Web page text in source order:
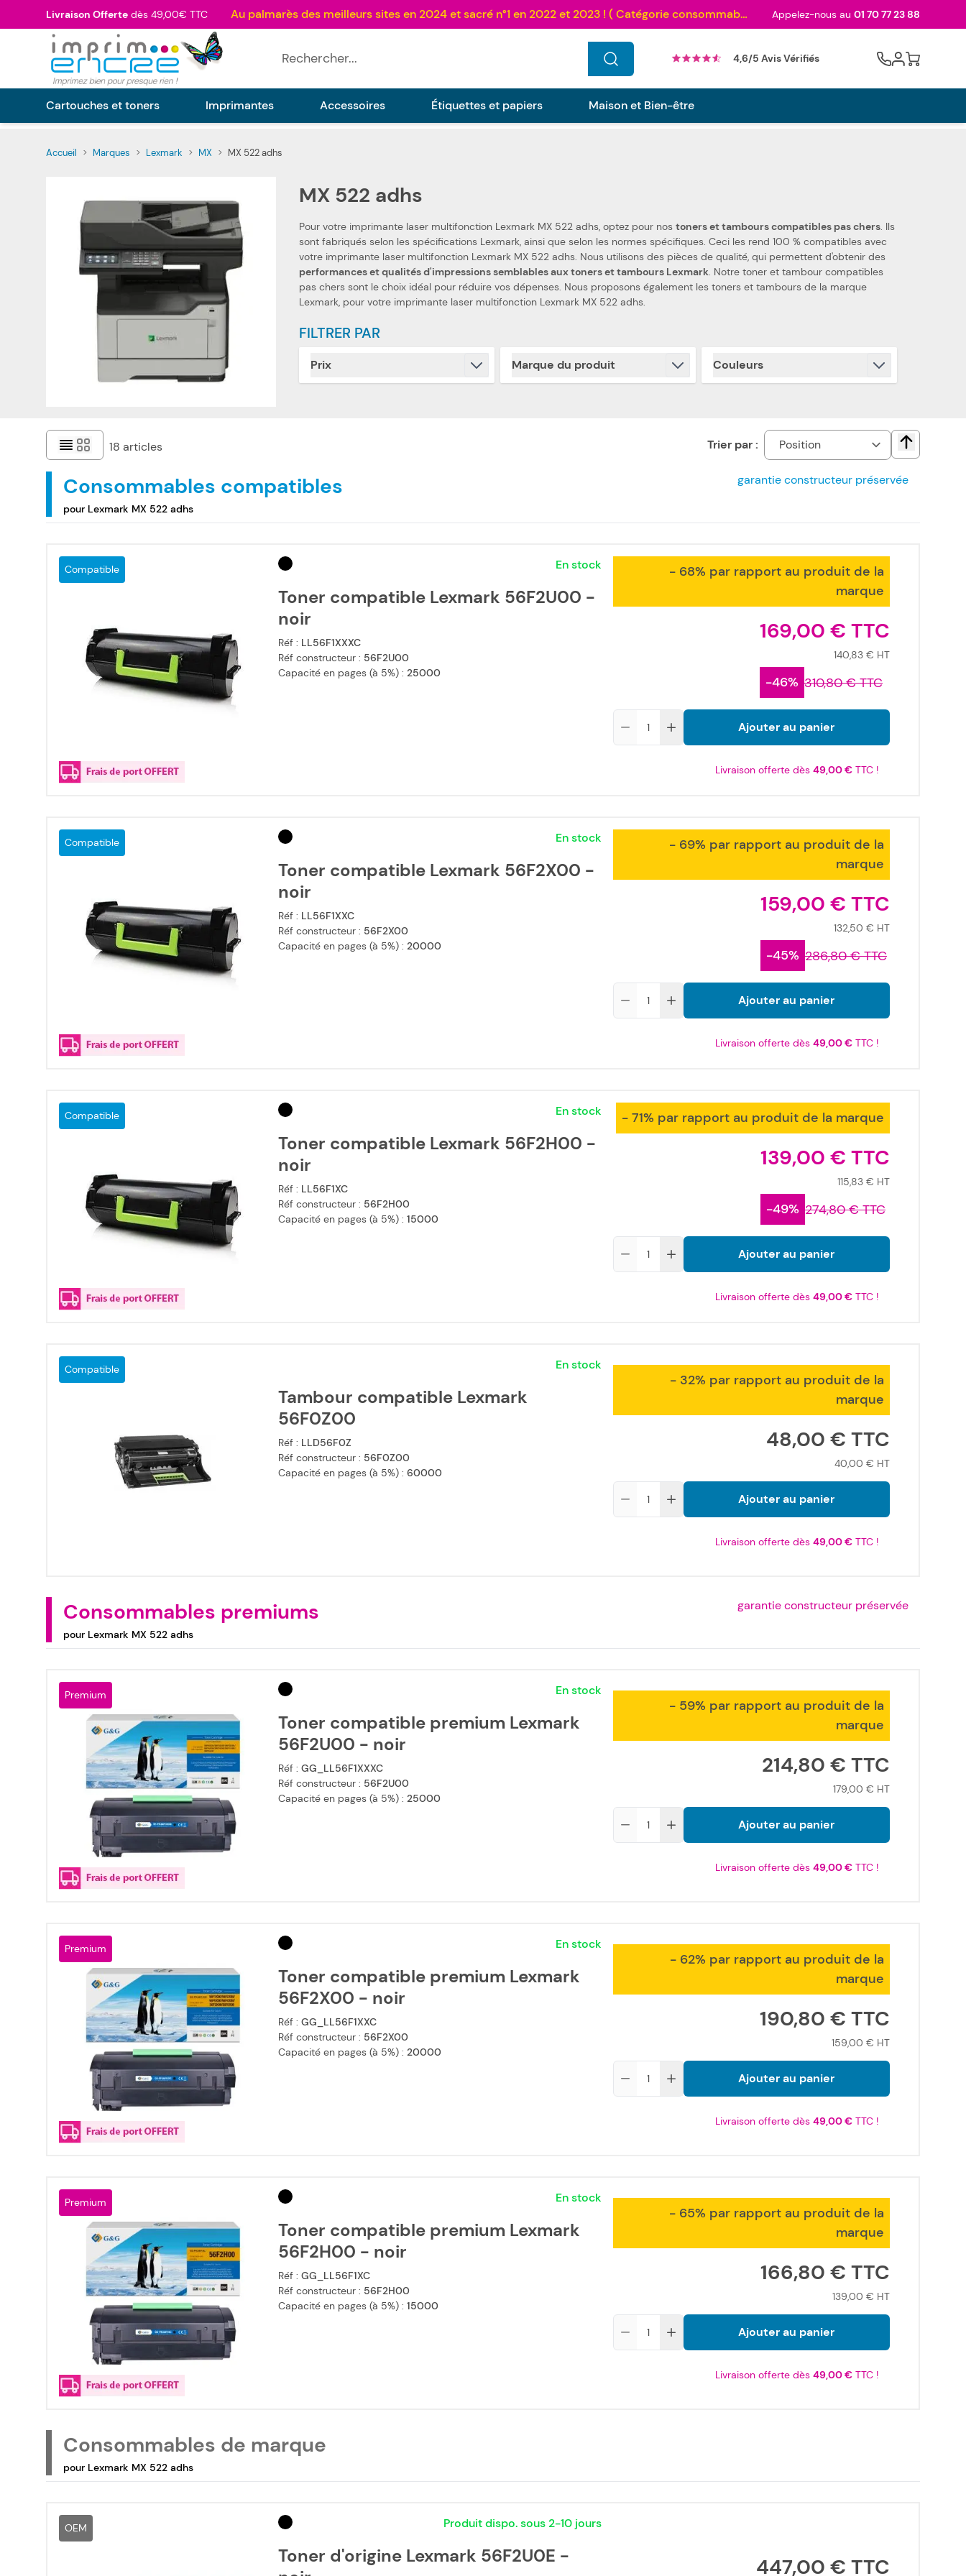
Livraison Offerte dès 49,00€ TTC Au palmarès des meilleurs sites en 2024 et sacré n°1 en 2022 et 2023 ! ( Catégorie consommables) Appelez-nous au 01 70 77 23 88
4,6/5 Avis Vérifiés Cart
Cartouches et toners Imprimantes Accessoires Étiquettes et papiers Maison et Bien-être
Accueil > Marques > Lexmark > MX > MX 522 adhs
MX 522 adhs
Pour votre imprimante laser multifonction Lexmark MX 522 adhs, optez pour nos toners et tambours compatibles pas chers. Ils
sont fabriqués selon les spécifications Lexmark, ainsi que selon les normes spécifiques. Ceci les rend 100 % compatibles avec
votre imprimante laser multifonction Lexmark MX 522 adhs. Nous utilisons des pièces de qualité, qui permettent d'obtenir des
performances et qualités d'impressions semblables aux toners et tambours Lexmark. Notre toner et tambour compatibles
pas chers sont le choix idéal pour réduire vos dépenses. Nous proposons également les toners et tambours de la marque
Lexmark, pour votre imprimante laser multifonction Lexmark MX 522 adhs.
FILTRER PAR
Prix
filter
Marque du produit
filter
Couleurs
filter
18 articles Trier par : Change
Consommables compatibles garantie constructeur préservée
pour Lexmark MX 522 adhs
Compatible En stock
Toner compatible Lexmark 56F2U00 -
noir
Réf : LL56F1XXXC
Réf constructeur : 56F2U00
Capacité en pages (à 5%) : 25000
- 68% par rapport au produit de la
marque
169,00 €
140,83 €
-46% 310,80 €
Ajouter au panier
Livraison offerte dès 49,00 €TTC !
Compatible En stock
Toner compatible Lexmark 56F2X00 -
noir
Réf : LL56F1XXC
Réf constructeur : 56F2X00
Capacité en pages (à 5%) : 20000
- 69% par rapport au produit de la
marque
159,00 €
132,50 €
-45% 286,80 €
Ajouter au panier
Livraison offerte dès 49,00 €TTC !
Compatible En stock
Toner compatible Lexmark 56F2H00 -
noir
Réf : LL56F1XC
Réf constructeur : 56F2H00
Capacité en pages (à 5%) : 15000
- 71% par rapport au produit de la marque
139,00 €
115,83 €
-49% 274,80 €
Ajouter au panier
Livraison offerte dès 49,00 €TTC !
Compatible En stock
Tambour compatible Lexmark
56F0Z00
Réf : LLD56F0Z
Réf constructeur : 56F0Z00
Capacité en pages (à 5%) : 60000
- 32% par rapport au produit de la
marque
48,00 €
40,00 €
Ajouter au panier
Livraison offerte dès 49,00 €TTC !
Consommables premiums garantie constructeur préservée
pour Lexmark MX 522 adhs
Premium En stock
Toner compatible premium Lexmark
56F2U00 - noir
Réf : GG_LL56F1XXXC
Réf constructeur : 56F2U00
Capacité en pages (à 5%) : 25000
- 59% par rapport au produit de la
marque
214,80 €
179,00 €
Ajouter au panier
Livraison offerte dès 49,00 €TTC !
Premium En stock
Toner compatible premium Lexmark
56F2X00 - noir
Réf : GG_LL56F1XXC
Réf constructeur : 56F2X00
Capacité en pages (à 5%) : 20000
- 62% par rapport au produit de la
marque
190,80 €
159,00 €
Ajouter au panier
Livraison offerte dès 49,00 €TTC !
Premium En stock
Toner compatible premium Lexmark
56F2H00 - noir
Réf : GG_LL56F1XC
Réf constructeur : 56F2H00
Capacité en pages (à 5%) : 15000
- 65% par rapport au produit de la
marque
166,80 €
139,00 €
Ajouter au panier
Livraison offerte dès 49,00 €TTC !
Consommables de marque
pour Lexmark MX 522 adhs
OEM Produit dispo. sous 2-10 jours
Toner d'origine Lexmark 56F2U0E -
447,00 €